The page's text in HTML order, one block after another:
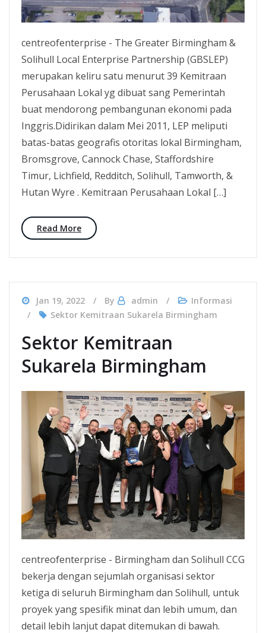
centreofenterprise - The Greater Birmingham &
Solihull Local Enterprise Partnership (GBSLEP)
merupakan keliru satu menurut 39 Kemitraan
Perusahaan Lokal yg dibuat sang Pemerintah
buat mendorong pembangunan ekonomi pada
Inggris.Didirikan dalam Mei 2011, LEP meliputi
batas-batas geografis otoritas lokal Birmingham,
Bromsgrove, Cannock Chase, Staffordshire
Timur, Lichfield, Redditch, Solihull, Tamworth, &
Hutan Wyre . Kemitraan Perusahaan Lokal […]
Read More
Jan 19, 2022 By admin
Informasi
Sektor Kemitraan Sukarela Birmingham
Sektor Kemitraan
Sukarela Birmingham
centreofenterprise - Birmingham dan Solihull CCG
bekerja dengan sejumlah organisasi sektor
ketiga di seluruh Birmingham dan Solihull, untuk
proyek yang spesifik minat dan lebih umum, dan
detail lebih lanjut dapat ditemukan di bawah.